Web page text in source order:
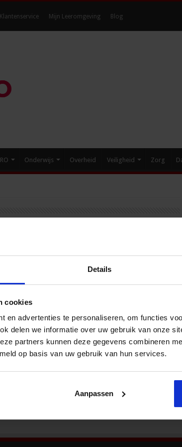
Details
cookies
en advertenties te personaliseren, om functies
delen we informatie over uw gebruik van onze
partners kunnen deze gegevens combineren
op basis van uw gebruik van hun services.
Aanpassen
Klantenservice Mijn Leeromgeving Blog
Onderwijs Overheid Veiligheid Zorg
vanaf 2021 na eerdere daling. Jonge vrouwen
voelen zich ruim twee keer zo vaak onveilig als
onveilig dan bewoners van het platteland. In
2025 zei 37 procent van de mensen zich in het
algemeen weleens onveilig te voelen. In 2019
was dat nog 33 procent. Ook in de eigen buurt